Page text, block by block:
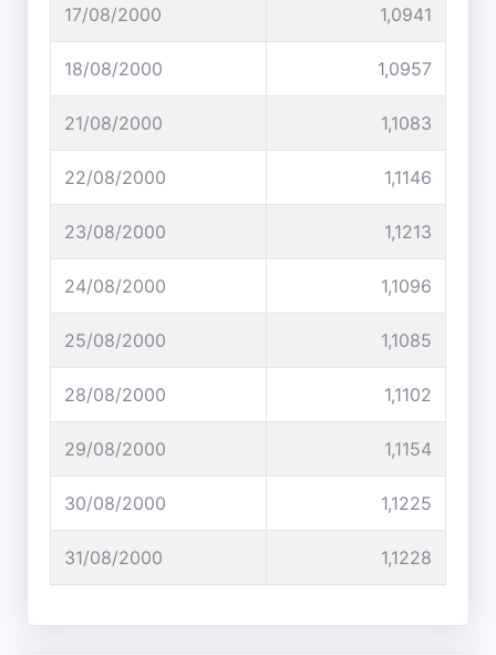
17/08/2000 1,0941
18/08/2000 1,0957
21/08/2000 1,1083
22/08/2000 1,1146
23/08/2000 1,1213
24/08/2000 1,1096
25/08/2000 1,1085
28/08/2000 1,1102
29/08/2000 1,1154
30/08/2000 1,1225
31/08/2000 1,1228